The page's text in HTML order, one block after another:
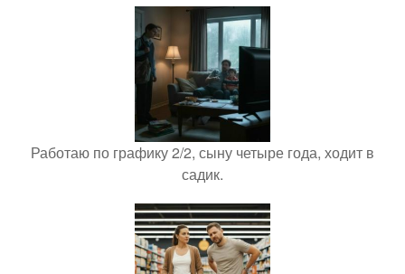
Работаю по графику 2/2, сыну четыре года, ходит в
садик.